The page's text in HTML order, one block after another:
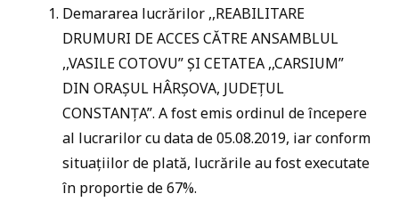
Demararea lucrărilor ,,REABILITARE
DRUMURI DE ACCES CĂTRE ANSAMBLUL
,,VASILE COTOVU” ȘI CETATEA ,,CARSIUM”
DIN ORAȘUL HÂRȘOVA, JUDEȚUL
CONSTANȚA”. A fost emis ordinul de începere
al lucrarilor cu data de 05.08.2019, iar conform
situațiilor de plată, lucrările au fost executate
în proportie de 67%.